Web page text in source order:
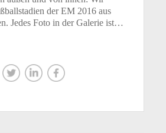
der EM 2016 aus
Jedes Foto in der Galerie ist…